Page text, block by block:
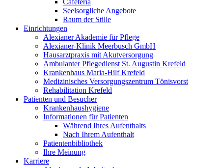
Cafeteria
Seelsorgliche Angebote
Raum der Stille
Einrichtungen
Alexianer Akademie für Pflege
Alexianer-Klinik Meerbusch GmbH
Hausarztpraxis mit Akutversorgung
Ambulanter Pflegedienst St. Augustin Krefeld
Krankenhaus Maria-Hilf Krefeld
Medizinisches Versorgungszentrum Tönisvorst
Rehabilitation Krefeld
Patienten und Besucher
Krankenhaushygiene
Informationen für Patienten
Während Ihres Aufenthalts
Nach Ihrem Aufenthalt
Patientenbibliothek
Ihre Meinung
Karriere